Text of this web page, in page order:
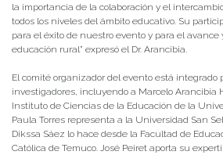
la importancia de la colaboración y el
todos los niveles del ámbito educativo. Su
para el éxito de nuestro evento y para el avance
educación rural” expresó el Dr. Arancibia.
El comité organizador del evento está integrado
investigadores, incluyendo a Marcelo Arancibia
Instituto de Ciencias de la Educación de la
Paula Torres representa a la Universidad San
Dikssa Sáez lo hace desde la Facultad de
Católica de Temuco. José Peiret aporta su